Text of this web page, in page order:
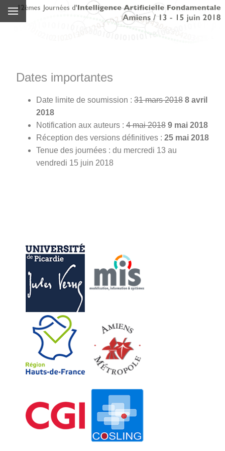
Dates importantes
Date limite de soumission : 31 mars 2018 8 avril
2018
Notification aux auteurs : 4 mai 2018 9 mai 2018
Réception des versions définitives : 25 mai 2018
Tenue des journées : du mercredi 13 au
vendredi 15 juin 2018